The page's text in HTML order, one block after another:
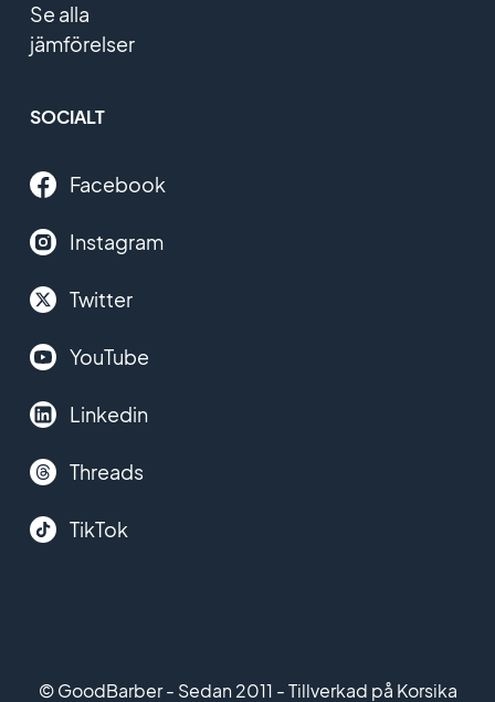
Se alla
jämförelser
SOCIALT
Facebook
Instagram
Twitter
YouTube
Linkedin
Threads
TikTok
© GoodBarber - Sedan 2011 - Tillverkad på Korsika